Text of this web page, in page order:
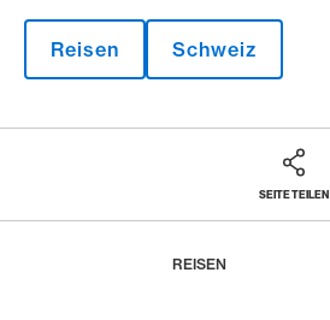
Reisen Schweiz
SEITE TEILEN
Footer
REISEN